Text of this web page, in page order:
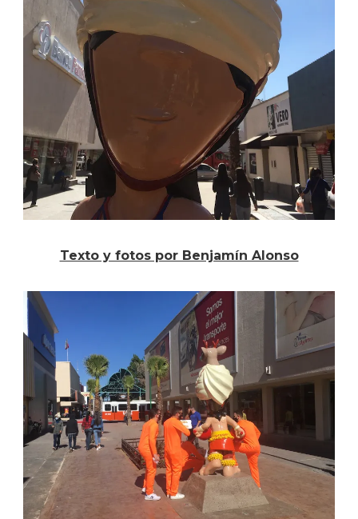
Texto y fotos por Benjamín Alonso